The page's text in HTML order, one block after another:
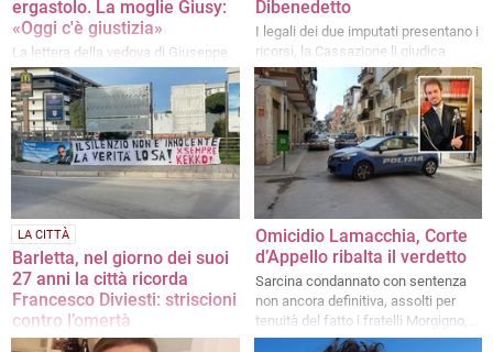
ergastolo. La moglie Giusy:
«Oggi c'è giustizia»
La lettera della vedova di Giuseppe,
ucciso nel suo bar di Barletta
quattro anni fa
Dibenedetto
I legali dei due imputati presentano i
ricorsi, la Cassazione li giudica
inammissibili
LA CITTÀ
Barletta, nel giorno dei suoi
27 anni la città ricorda
Francesco Diviesti: striscioni
contro l’omertà
Nel compleanno che non potrà più
Omicidio Lamacchia, Corte
d’Appello ribalta il verdetto
Sarcina condannato con sentenza
non ancora definitiva, assolti per
tenuità del fatto i fratelli Morgigno,
difesi dall’avv. Mansi